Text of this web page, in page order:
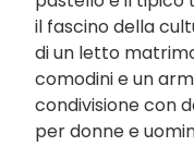
il fascino della
di un letto
comodini e un
condivisione con
per donne e